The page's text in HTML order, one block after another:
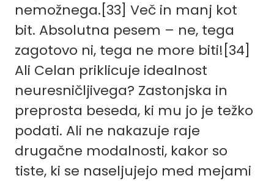
nemožnega.[33] Več in manj kot
bit. Absolutna pesem – ne, tega
zagotovo ni, tega ne more biti![34]
Ali Celan priklicuje idealnost
neuresničljivega? Zastonjska in
preprosta beseda, ki mu jo je težko
podati. Ali ne nakazuje raje
drugačne modalnosti, kakor so
tiste, ki se naseljujejo med mejami